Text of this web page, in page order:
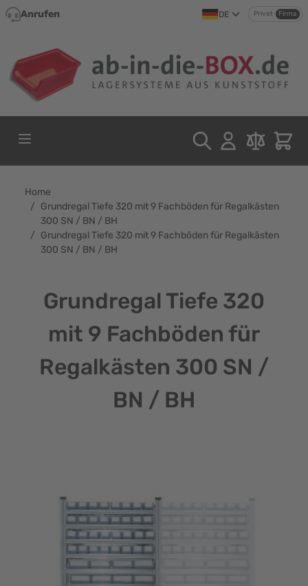
Direkt zum Inhalt
Anrufen DE Privat Firma
Home
/ Grundregal Tiefe 320 mit 9 Fachböden für Regalkästen
300 SN / BN / BH
/ Grundregal Tiefe 320 mit 9 Fachböden für Regalkästen
300 SN / BN / BH
Grundregal Tiefe 320
mit 9 Fachböden für
Regalkästen 300 SN /
BN / BH